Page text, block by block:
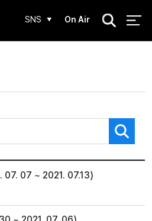
SNS On Air
검
07. 07 ~ 2021. 07.13)